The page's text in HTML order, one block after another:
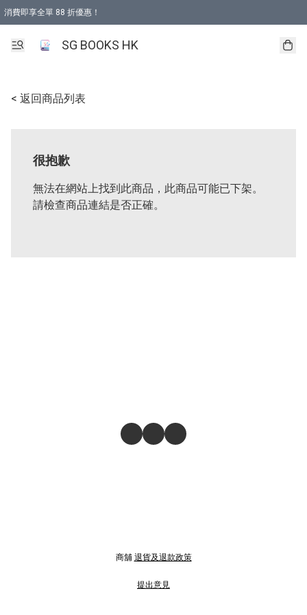
消費即享全單 88 折優惠！
SG BOOKS HK
< 返回商品列表
很抱歉
無法在網站上找到此商品，此商品可能已下架。
請檢查商品連結是否正確。
商舖 退貨及退款政策
提出意見